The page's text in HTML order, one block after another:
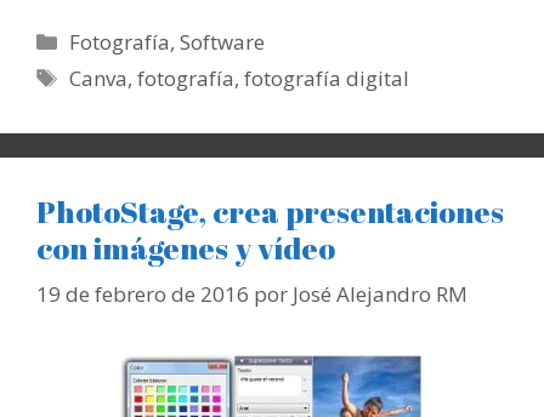
Categorías
Fotografía,Software
Etiquetas
Canva,fotografía,fotografía digital
PhotoStage, crea presentaciones
con imágenes y vídeo
19 de febrero de 2016 por José Alejandro RM